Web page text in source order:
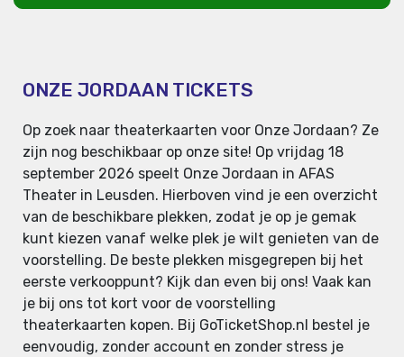
ONZE JORDAAN TICKETS
Op zoek naar theaterkaarten voor Onze Jordaan? Ze
zijn nog beschikbaar op onze site! Op vrijdag 18
september 2026 speelt Onze Jordaan in AFAS
Theater in Leusden. Hierboven vind je een overzicht
van de beschikbare plekken, zodat je op je gemak
kunt kiezen vanaf welke plek je wilt genieten van de
voorstelling. De beste plekken misgegrepen bij het
eerste verkooppunt? Kijk dan even bij ons! Vaak kan
je bij ons tot kort voor de voorstelling
theaterkaarten kopen. Bij GoTicketShop.nl bestel je
eenvoudig, zonder account en zonder stress je